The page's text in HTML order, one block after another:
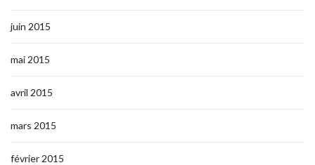
juin 2015
mai 2015
avril 2015
mars 2015
février 2015